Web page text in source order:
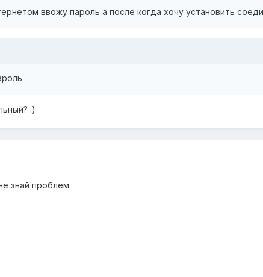
ввожу пароль а после когда хочу установить
:)
знай проблем.